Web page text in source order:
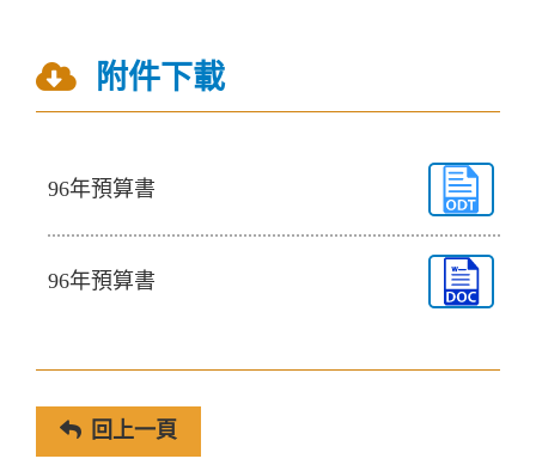
附件下載
96年預算書
96年預算書
回上一頁